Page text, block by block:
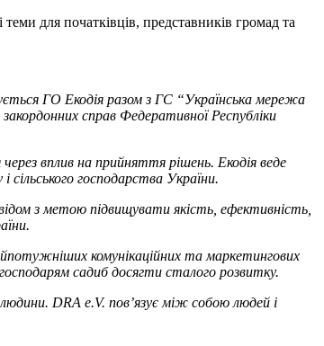
для початківців, представників громад та
ГО Екодія разом з ГС “Українська мережа
справ Федеративної Республіки
через вплив на прийняття рішень. Екодія веде
господарства України.
з метою підвищувати якість, ефективність,
комунікаційних та маркетингових
садиб досягти сталого розвитку.
DRA e.V. пов’язує між собою людей і